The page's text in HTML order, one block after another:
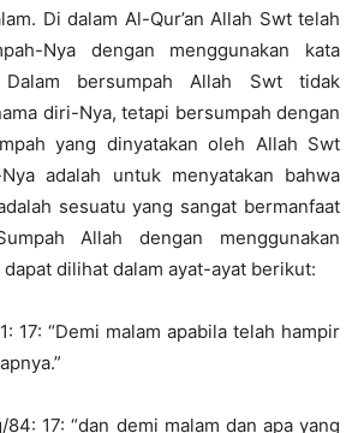
Di dalam Al-Qur’an Allah Swt telah
Nya dengan menggunakan kata
diri-Nya, tetapi bersumpah dengan
yang dinyatakan oleh Allah Swt
adalah untuk menyatakan bahwa
sesuatu yang sangat bermanfaat
Allah dengan menggunakan
dapat dilihat dalam ayat-ayat berikut:
17: “Demi malam apabila telah hampir
17: “dan demi malam dan apa yang